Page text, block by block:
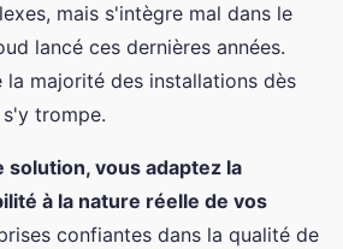
mais s'intègre mal dans le
lancé ces dernières années.
la majorité des installations dès
trompe.
solution, vous adaptez la
à la nature réelle de vos
confiantes dans la qualité de